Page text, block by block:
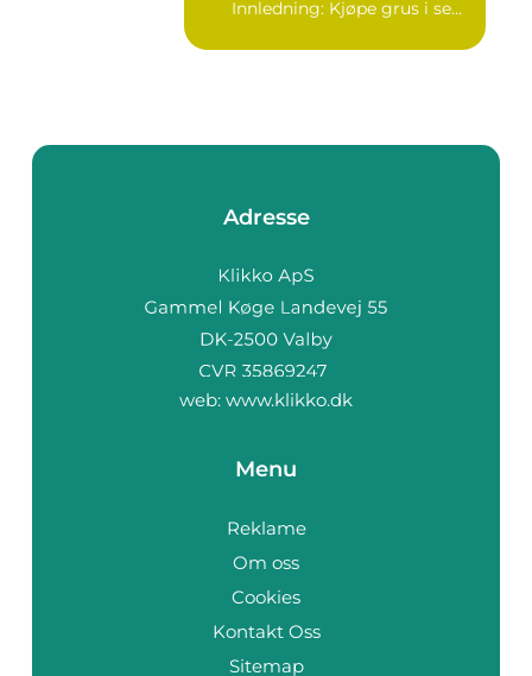
Innledning: Kjøpe grus i se...
Adresse
web: www.klikko.dk
Menu
Reklame
Om oss
Cookies
Kontakt Oss
Sitemap